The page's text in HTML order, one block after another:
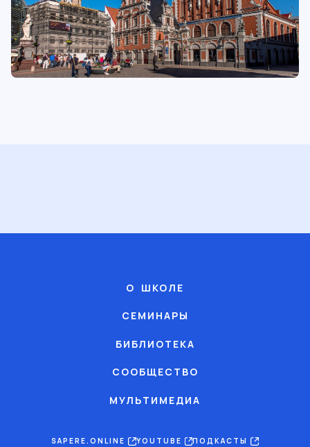
О ШКОЛЕ
СЕМИНАРЫ
БИБЛИОТЕКА
СООБЩЕСТВО
МУЛЬТИМЕДИА
SAPERE.ONLINE YOUTUBE ПОДКАСТЫ